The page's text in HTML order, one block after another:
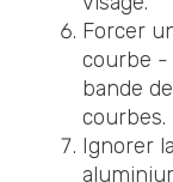
Forcer
courbe -
bande
courbes.
Ignorer